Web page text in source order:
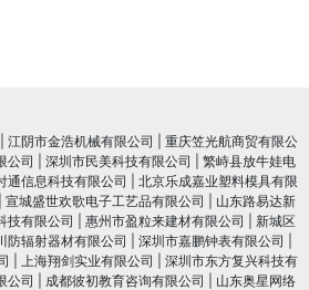
江阴市金浩机械有限公司
重庆笠光航商贸有限公
公司 深圳市民美科技有限公司
繁峙县放牛娃电
通信息科技有限公司
北京乐成嘉业塑料模具有限
宣城盛世欢歌电子工艺品有限公司
山东路易达新
技有限公司 惠州市盈粒来建材有限公司
新城区
防辐射器材有限公司 深圳市嘉鹏钟表有限公司
上海翔剑实业有限公司
深圳市东方复兴科技有
公司 成都彼初教育咨询有限公司
山东奥星网络